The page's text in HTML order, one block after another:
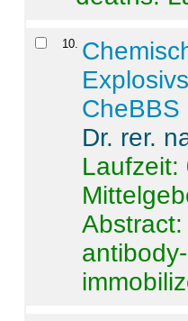
10
CheBBS
Dr. rer.
Laufzeit:
Abstract: